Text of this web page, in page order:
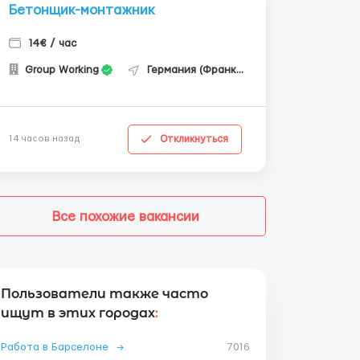
Бетонщик-монтажник
14€ / час
Group Working Германия (Франкфурт-на-Майне)
14 часов назад Откликнуться
Все похожие вакансии
Пользователи также часто
ищут в этих городах:
Работа в Барселоне → 7016